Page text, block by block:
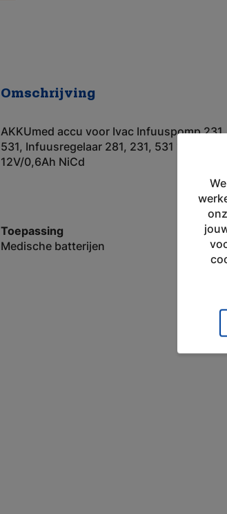
Omschrijving
AKKUmed accu voor Ivac Infuuspomp 231,
531, Infuusregelaar 281, 231, 531 12
12V/0,6Ah NiCd
Toepassing
Medische batterijen